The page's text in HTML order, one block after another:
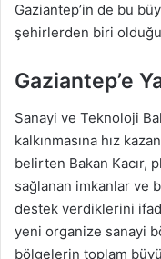
Gaziantep’in de bu
şehirlerden biri
Gaziantep’e
Sanayi ve Teknoloji
kalkınmasına hız
belirten Bakan Kacır,
sağlanan imkanlar ve
destek verdiklerini
yeni organize sanayi
bölgelerin toplam